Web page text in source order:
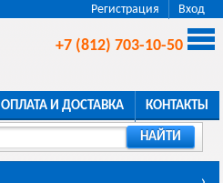
Регистрация Вход
+7 (812) 703-10-50
ОПЛАТА И ДОСТАВКА КОНТАКТЫ
НАЙТИ